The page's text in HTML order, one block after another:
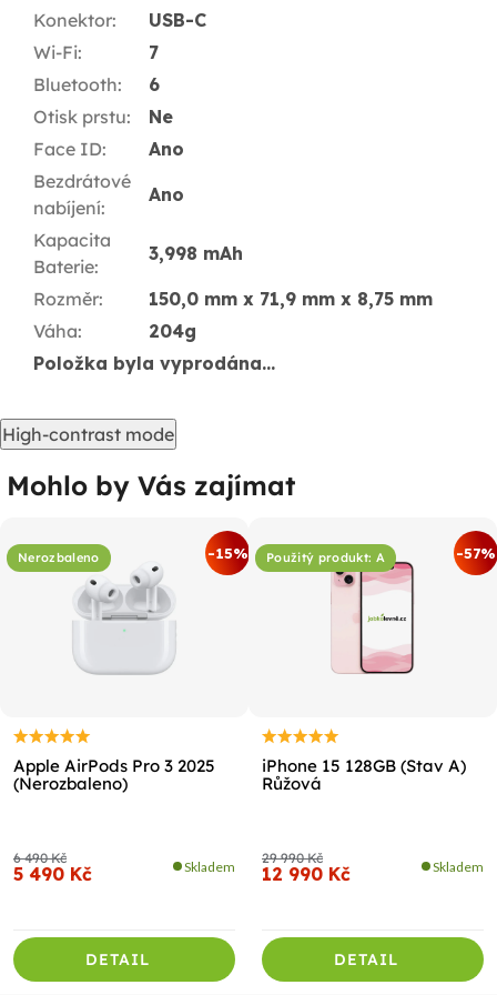
Konektor:
USB-C
Wi-Fi:
7
Bluetooth:
6
Otisk prstu:
Ne
Face ID:
Ano
Bezdrátové
nabíjení:
Ano
Kapacita
Baterie:
3,998 mAh
Rozměr:
150,0 mm x 71,9 mm x 8,75 mm
Váha:
204g
Položka byla vyprodána…
High-contrast mode
Mohlo by Vás zajímat
Nerozbaleno -15%
Apple AirPods Pro 3 2025
(Nerozbaleno)
6 490 Kč
5 490 Kč Skladem
DETAIL
Použitý produkt: A -57%
iPhone 15 128GB (Stav A)
Růžová
29 990 Kč
12 990 Kč Skladem
DETAIL